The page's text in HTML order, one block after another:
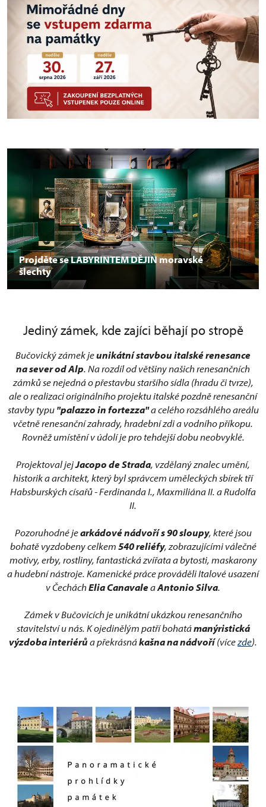
Projděte se LABYRINTEM DĚJIN moravské
šlechty
Jediný zámek, kde zajíci běhají po stropě
Bučovický zámek jeunikátní stavbou italské renesance
na sever od Alp. Na rozdíl od většiny našich renesančních
zámků se nejedná o přestavbu staršího sídla (hradu či tvrze),
ale o realizaci originálního projektu italské pozdně renesanční
stavby typu"palazzo in fortezza"a celého rozsáhlého areálu
včetně renesanční zahrady, hradební zdi a vodního příkopu.
Rovněž umístění v údolí je pro tehdejší dobu neobvyklé.
Projektoval jejJacopo de Strada, vzdělaný znalec umění,
historik a architekt, který byl správcem uměleckých sbírek tří
Habsburských císařů - Ferdinanda I., Maxmiliána II. a Rudolfa
II.
Pozoruhodné jearkádové nádvoří s 90 sloupy, které jsou
bohatě vyzdobeny celkem540 reliéfy, zobrazujícími válečné
motivy, erby, rostliny, fantastická zvířata a bytosti, maskarony
a hudební nástroje. Kamenické práce prováděli Italové usazení
v ČecháchElia CanavaleaAntonio Silva.
Zámek v Bučovicích je unikátní ukázkou renesančního
stavitelství u nás. K ojedinělým patří bohatámanýristická
výzdoba interiérůa překrásnákašna na nádvoří(vícezde).